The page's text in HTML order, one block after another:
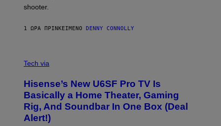
H
E
E
S
I
D
S
O
F
T
shooter.
1 ΏΡΑ ΠΡΙΝ ΚΕΊΜΕΝΟ DENNY CONNOLLY
I
I
S
E
N
S
E
Tech via
Hisense’s New U6SF Pro TV Is
Basically a Home Theater, Gaming
Rig, And Soundbar In One Box (Deal
Alert!)